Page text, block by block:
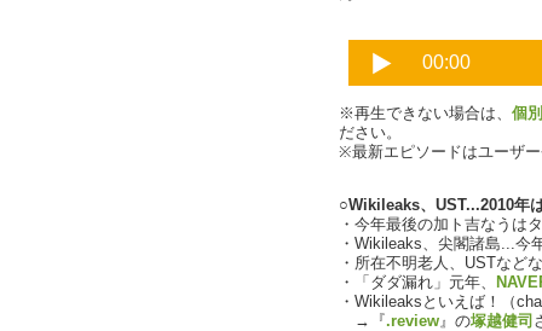
※再生できない場合は、 個
ださい。
※最新エピソードはユーザ
○Wikileaks、UST...2010年
・今年最後の加ト吉なうは
・Wikileaks、尖閣諸島...今
・所在不明老人、USTなど
・「ダダ漏れ」元年、
・Wikileaksといえば！（
→『 .review』の塚越健司